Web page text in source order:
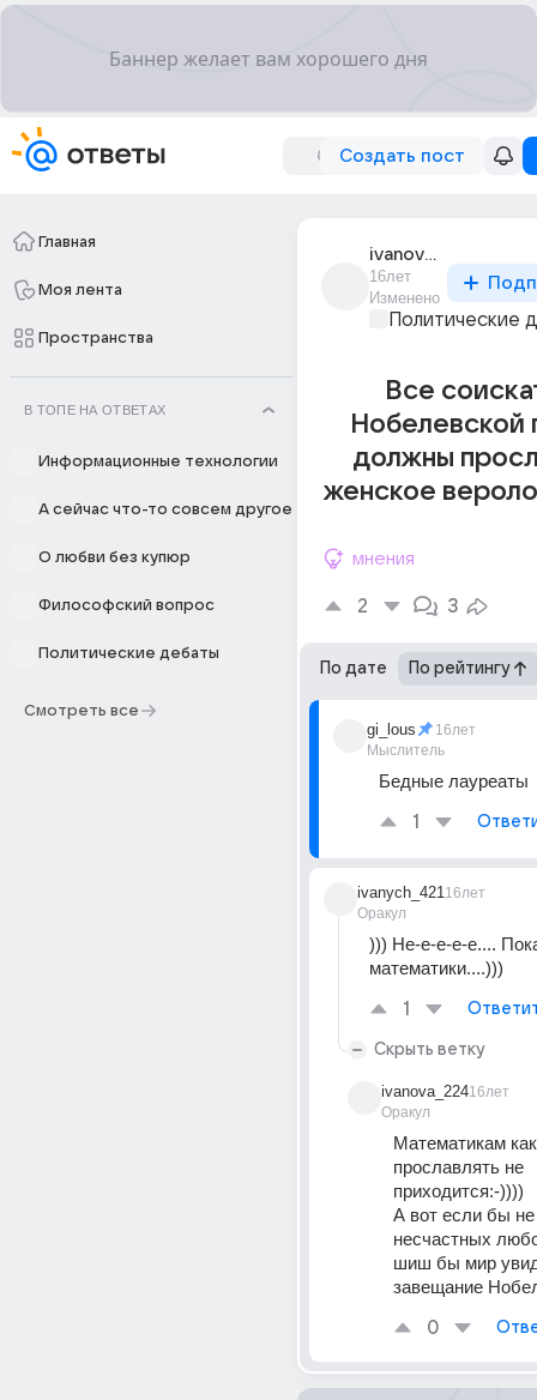
Создать пост
Главная
Моя лента
Пространства
В ТОПЕ НА ОТВЕТАХ
Информационные технологии
А сейчас что-то совсем другое
О любви без купюр
Философский вопрос
Политические дебаты
Смотреть все
ivanova_224
16лет
Изменено
Политические
Все
Нобелевской
должны
женское
мнения
2 3
По дате По рейтингу
gi_lous
Мыслитель
16лет
Бедные лауреаты
1
ivanych_421
Оракул
16лет
))) Не-е-е-е-е....
математики....)))
1
Скрыть ветку
ivanova_224
Оракул
16лет
Математикам
прославлять не
приходится:-))))
А вот если бы
несчастных
шиш бы мир
завещание
0